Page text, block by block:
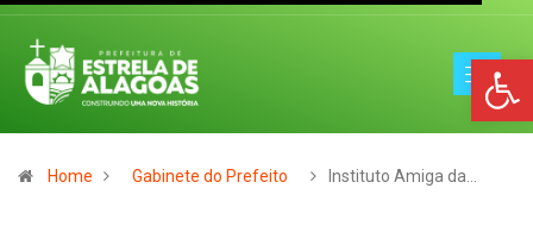
Home Gabinete do Prefeito Instituto Amiga da…